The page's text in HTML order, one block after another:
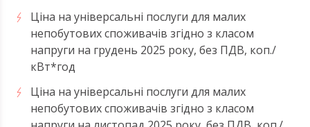
Ціна на універсальні послуги для малих
непобутових споживачів згідно з класом
напруги на грудень 2025 року, без ПДВ, коп./
кВт*год
Ціна на універсальні послуги для малих
непобутових споживачів згідно з класом